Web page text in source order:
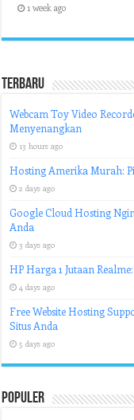
1 week ago
Terbaru
Webcam Toy Video
Menyenangkan
13 hours ago
Hosting Amerika Murah:
2 days ago
Google Cloud Hosting
Anda
3 days ago
HP Harga 1 Jutaan
4 days ago
Free Website Hosting
Situs Anda
5 days ago
Populer